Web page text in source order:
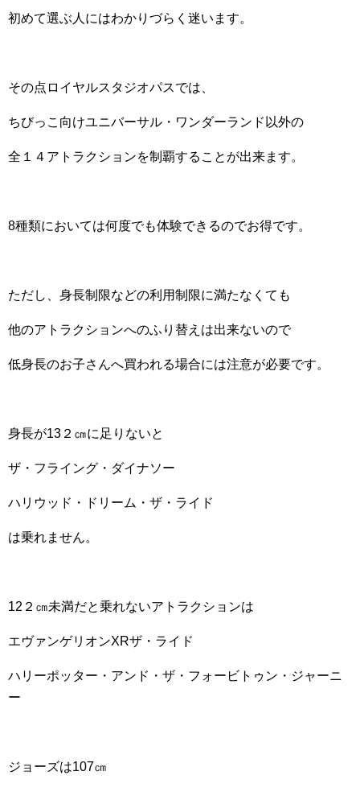
初めて選ぶ人にはわかりづらく迷います。
その点ロイヤルスタジオパスでは、
ちびっこ向けユニバーサル・ワンダーランド以外の
全１４アトラクションを制覇することが出来ます。
8種類においては何度でも体験できるのでお得です。
ただし、身長制限などの利用制限に満たなくても
他のアトラクションへのふり替えは出来ないので
低身長のお子さんへ買われる場合には注意が必要です。
身長が13２㎝に足りないと
ザ・フライング・ダイナソー
ハリウッド・ドリーム・ザ・ライド
は乗れません。
12２㎝未満だと乗れないアトラクションは
エヴァンゲリオンXRザ・ライド
ハリーポッター・アンド・ザ・フォービトゥン・ジャーニ
ー
ジョーズは107㎝